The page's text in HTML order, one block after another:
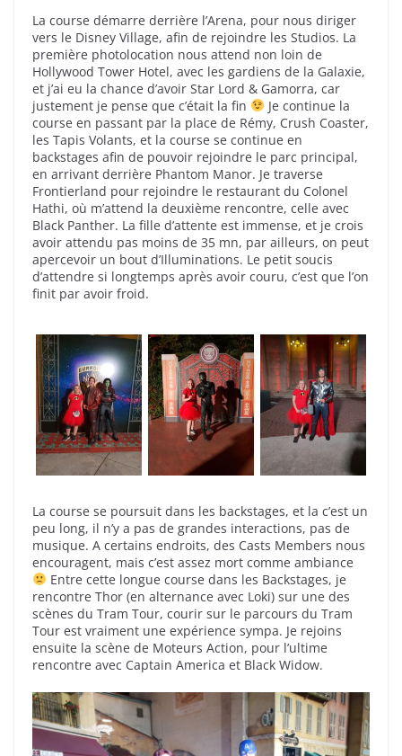
La course démarre derrière l’Arena, pour nous diriger
vers le Disney Village, afin de rejoindre les Studios. La
première photolocation nous attend non loin de
Hollywood Tower Hotel, avec les gardiens de la Galaxie,
et j’ai eu la chance d’avoir Star Lord & Gamorra, car
justement je pense que c’était la fin
Je continue la
course en passant par la place de Rémy, Crush Coaster,
les Tapis Volants, et la course se continue en
backstages afin de pouvoir rejoindre le parc principal,
en arrivant derrière Phantom Manor. Je traverse
Frontierland pour rejoindre le restaurant du Colonel
Hathi, où m’attend la deuxième rencontre, celle avec
Black Panther. La fille d’attente est immense, et je crois
avoir attendu pas moins de 35 mn, par ailleurs, on peut
apercevoir un bout d’Illuminations. Le petit soucis
d’attendre si longtemps après avoir couru, c’est que l’on
finit par avoir froid.
La course se poursuit dans les backstages, et la c’est un
peu long, il n’y a pas de grandes interactions, pas de
musique. A certains endroits, des Casts Members nous
encouragent, mais c’est assez mort comme ambiance
Entre cette longue course dans les Backstages, je
rencontre Thor (en alternance avec Loki) sur une des
scènes du Tram Tour, courir sur le parcours du Tram
Tour est vraiment une expérience sympa. Je rejoins
ensuite la scène de Moteurs Action, pour l’ultime
rencontre avec Captain America et Black Widow.